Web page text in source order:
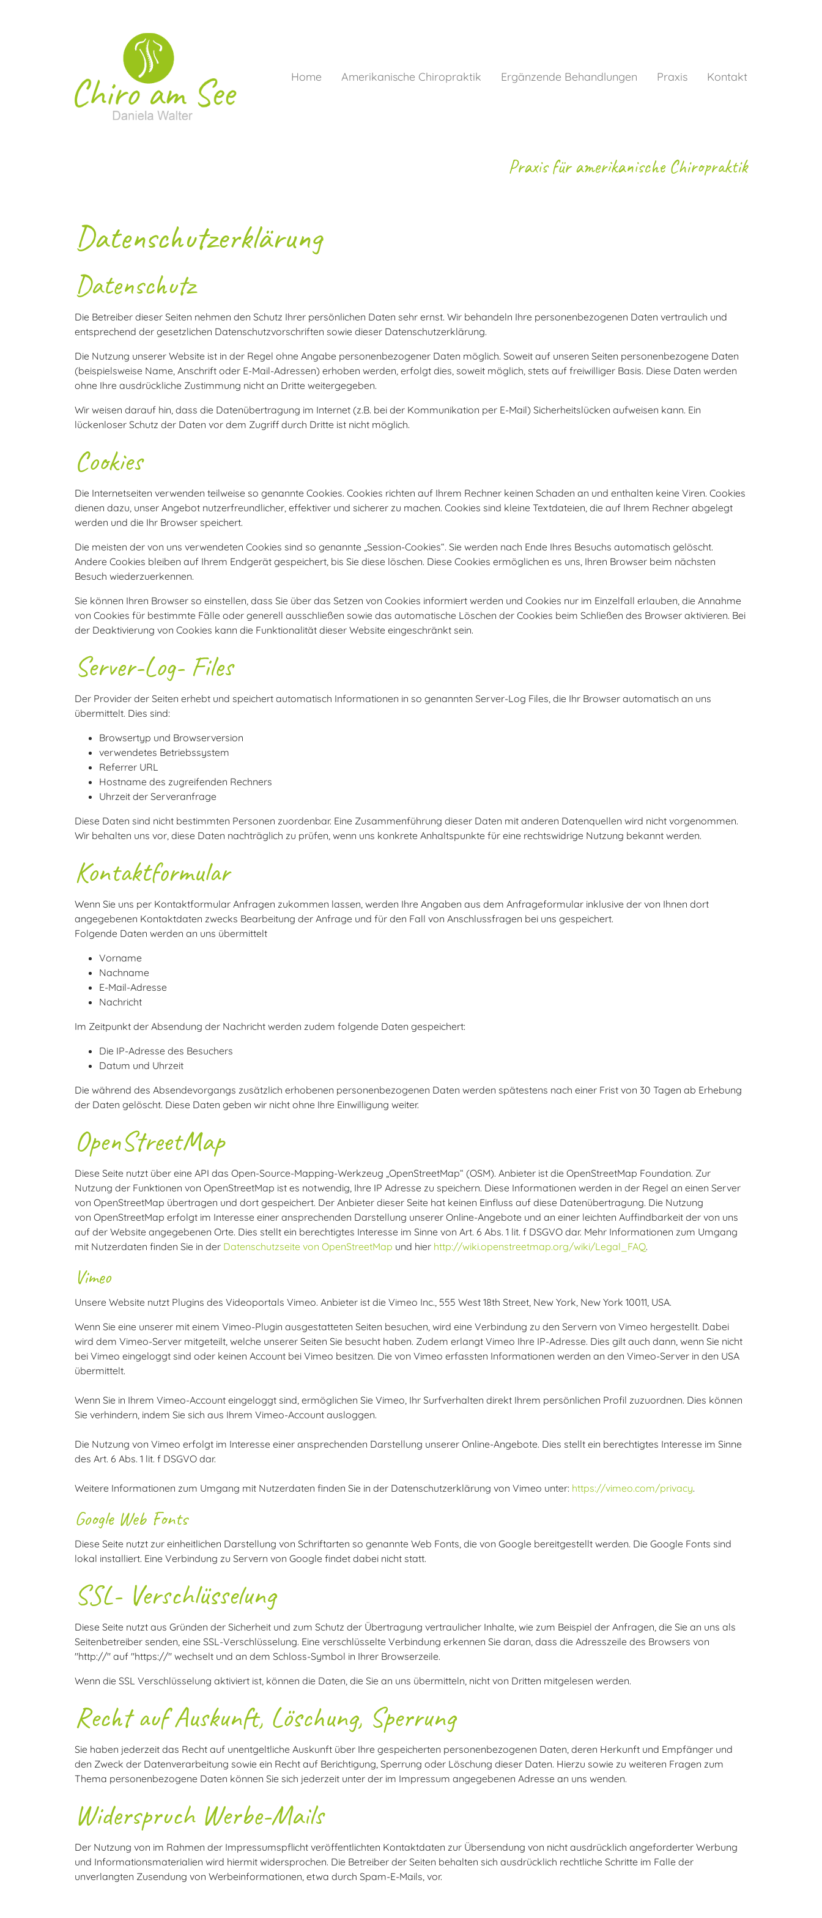
Zum Hauptinhalt springen
Home Amerikanische Chiropraktik Ergänzende Behandlungen Praxis Kontakt
Praxis für amerikanische Chiropraktik
Datenschutzerklärung
Datenschutz
Die Betreiber dieser Seiten nehmen den Schutz Ihrer persönlichen Daten sehr ernst. Wir behandeln Ihre personenbezogenen Daten vertraulich und
entsprechend der gesetzlichen Datenschutzvorschriften sowie dieser Datenschutzerklärung.
Die Nutzung unserer Website ist in der Regel ohne Angabe personenbezogener Daten möglich. Soweit auf unseren Seiten personenbezogene Daten
(beispielsweise Name, Anschrift oder E-Mail-Adressen) erhoben werden, erfolgt dies, soweit möglich, stets auf freiwilliger Basis. Diese Daten werden
ohne Ihre ausdrückliche Zustimmung nicht an Dritte weitergegeben.
Wir weisen darauf hin, dass die Datenübertragung im Internet (z.B. bei der Kommunikation per E-Mail) Sicherheitslücken aufweisen kann. Ein
lückenloser Schutz der Daten vor dem Zugriff durch Dritte ist nicht möglich.
Cookies
Die Internetseiten verwenden teilweise so genannte Cookies. Cookies richten auf Ihrem Rechner keinen Schaden an und enthalten keine Viren. Cookies
dienen dazu, unser Angebot nutzerfreundlicher, effektiver und sicherer zu machen. Cookies sind kleine Textdateien, die auf Ihrem Rechner abgelegt
werden und die Ihr Browser speichert.
Die meisten der von uns verwendeten Cookies sind so genannte „Session-Cookies“. Sie werden nach Ende Ihres Besuchs automatisch gelöscht.
Andere Cookies bleiben auf Ihrem Endgerät gespeichert, bis Sie diese löschen. Diese Cookies ermöglichen es uns, Ihren Browser beim nächsten
Besuch wiederzuerkennen.
Sie können Ihren Browser so einstellen, dass Sie über das Setzen von Cookies informiert werden und Cookies nur im Einzelfall erlauben, die Annahme
von Cookies für bestimmte Fälle oder generell ausschließen sowie das automatische Löschen der Cookies beim Schließen des Browser aktivieren. Bei
der Deaktivierung von Cookies kann die Funktionalität dieser Website eingeschränkt sein.
Server-Log- Files
Der Provider der Seiten erhebt und speichert automatisch Informationen in so genannten Server-Log Files, die Ihr Browser automatisch an uns
übermittelt. Dies sind:
Browsertyp und Browserversion
verwendetes Betriebssystem
Referrer URL
Hostname des zugreifenden Rechners
Uhrzeit der Serveranfrage
Diese Daten sind nicht bestimmten Personen zuordenbar. Eine Zusammenführung dieser Daten mit anderen Datenquellen wird nicht vorgenommen.
Wir behalten uns vor, diese Daten nachträglich zu prüfen, wenn uns konkrete Anhaltspunkte für eine rechtswidrige Nutzung bekannt werden.
Kontaktformular
Wenn Sie uns per Kontaktformular Anfragen zukommen lassen, werden Ihre Angaben aus dem Anfrageformular inklusive der von Ihnen dort
angegebenen Kontaktdaten zwecks Bearbeitung der Anfrage und für den Fall von Anschlussfragen bei uns gespeichert.
Folgende Daten werden an uns übermittelt
Vorname
Nachname
E-Mail-Adresse
Nachricht
Im Zeitpunkt der Absendung der Nachricht werden zudem folgende Daten gespeichert:
Die IP-Adresse des Besuchers
Datum und Uhrzeit
Die während des Absendevorgangs zusätzlich erhobenen personenbezogenen Daten werden spätestens nach einer Frist von 30 Tagen ab Erhebung
der Daten gelöscht. Diese Daten geben wir nicht ohne Ihre Einwilligung weiter.
OpenStreetMap
Diese Seite nutzt über eine API das Open-Source-Mapping-Werkzeug „OpenStreetMap“ (OSM). Anbieter ist die OpenStreetMap Foundation. Zur
Nutzung der Funktionen von OpenStreetMap ist es notwendig, Ihre IP Adresse zu speichern. Diese Informationen werden in der Regel an einen Server
von OpenStreetMap übertragen und dort gespeichert. Der Anbieter dieser Seite hat keinen Einfluss auf diese Datenübertragung. Die Nutzung
von OpenStreetMap erfolgt im Interesse einer ansprechenden Darstellung unserer Online-Angebote und an einer leichten Auffindbarkeit der von uns
auf der Website angegebenen Orte. Dies stellt ein berechtigtes Interesse im Sinne von Art. 6 Abs. 1 lit. f DSGVO dar. Mehr Informationen zum Umgang
mit Nutzerdaten finden Sie in der Datenschutzseite von OpenStreetMap und hier http://wiki.openstreetmap.org/wiki/Legal_FAQ.
Vimeo
Unsere Website nutzt Plugins des Videoportals Vimeo. Anbieter ist die Vimeo Inc., 555 West 18th Street, New York, New York 10011, USA.
Wenn Sie eine unserer mit einem Vimeo-Plugin ausgestatteten Seiten besuchen, wird eine Verbindung zu den Servern von Vimeo hergestellt. Dabei
wird dem Vimeo-Server mitgeteilt, welche unserer Seiten Sie besucht haben. Zudem erlangt Vimeo Ihre IP-Adresse. Dies gilt auch dann, wenn Sie nicht
bei Vimeo eingeloggt sind oder keinen Account bei Vimeo besitzen. Die von Vimeo erfassten Informationen werden an den Vimeo-Server in den USA
übermittelt.
Wenn Sie in Ihrem Vimeo-Account eingeloggt sind, ermöglichen Sie Vimeo, Ihr Surfverhalten direkt Ihrem persönlichen Profil zuzuordnen. Dies können
Sie verhindern, indem Sie sich aus Ihrem Vimeo-Account ausloggen.
Die Nutzung von Vimeo erfolgt im Interesse einer ansprechenden Darstellung unserer Online-Angebote. Dies stellt ein berechtigtes Interesse im Sinne
des Art. 6 Abs. 1 lit. f DSGVO dar.
Weitere Informationen zum Umgang mit Nutzerdaten finden Sie in der Datenschutzerklärung von Vimeo unter: https://vimeo.com/privacy.
Google Web Fonts
Diese Seite nutzt zur einheitlichen Darstellung von Schriftarten so genannte Web Fonts, die von Google bereitgestellt werden. Die Google Fonts sind
lokal installiert. Eine Verbindung zu Servern von Google findet dabei nicht statt.
SSL- Verschlüsselung
Diese Seite nutzt aus Gründen der Sicherheit und zum Schutz der Übertragung vertraulicher Inhalte, wie zum Beispiel der Anfragen, die Sie an uns als
Seitenbetreiber senden, eine SSL-Verschlüsselung. Eine verschlüsselte Verbindung erkennen Sie daran, dass die Adresszeile des Browsers von
"http://" auf "https://" wechselt und an dem Schloss-Symbol in Ihrer Browserzeile.
Wenn die SSL Verschlüsselung aktiviert ist, können die Daten, die Sie an uns übermitteln, nicht von Dritten mitgelesen werden.
Recht auf Auskunft, Löschung, Sperrung
Sie haben jederzeit das Recht auf unentgeltliche Auskunft über Ihre gespeicherten personenbezogenen Daten, deren Herkunft und Empfänger und
den Zweck der Datenverarbeitung sowie ein Recht auf Berichtigung, Sperrung oder Löschung dieser Daten. Hierzu sowie zu weiteren Fragen zum
Thema personenbezogene Daten können Sie sich jederzeit unter der im Impressum angegebenen Adresse an uns wenden.
Widerspruch Werbe-Mails
Der Nutzung von im Rahmen der Impressumspflicht veröffentlichten Kontaktdaten zur Übersendung von nicht ausdrücklich angeforderter Werbung
und Informationsmaterialien wird hiermit widersprochen. Die Betreiber der Seiten behalten sich ausdrücklich rechtliche Schritte im Falle der
unverlangten Zusendung von Werbeinformationen, etwa durch Spam-E-Mails, vor.